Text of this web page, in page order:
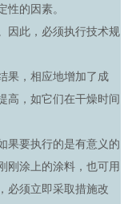
性的因素。
因此，必须执行技术规
果，相应地增加了成
高，如它们在干燥时间
果要执行的是有意义的
刚涂上的涂料，也可用
必须立即采取措施改